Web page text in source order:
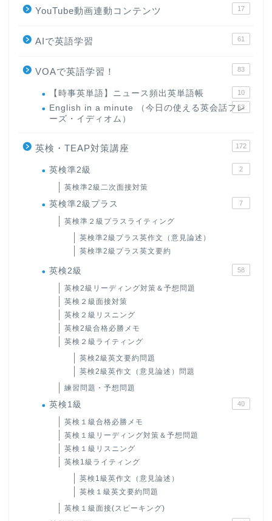
YouTube動画連動コンテンツ 17
AIで英語学習 61
VOAで英語学習！ 83
【時事英単語】ニュース頻出英単語帳 10
English in a minute （今日の使える英会話フレ
ーズ・イディオム）
63
英検・TEAP対策講座 172
英検準2級 2
英検準2級二次面接対策
英検準2級プラス 7
英検準２級プラスライティング
英検準2級プラス英作文（意見論述）
英検準2級プラス英文要約
英検2級 58
英検2級リーディング対策＆予想問題
英検２級面接対策
英検２級リスニング
英検2級合格必勝メモ
英検２級ライティング
英検2級英文要約問題
英検2級英作文（意見論述）問題
練習問題・予想問題
英検1級 40
英検１級合格必勝メモ
英検１級リーディング対策＆予想問題
英検１級リスニング
英検1級ライティング
英検1級英作文（意見論述）
英検１級英文要約問題
英検１級面接(スピーキング)